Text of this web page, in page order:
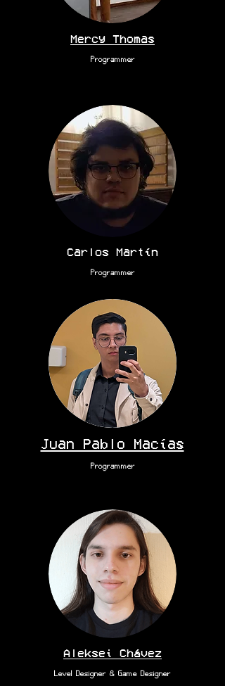
Mercy Thomas
Programmer
Carlos Martín
Programmer
Juan Pablo Macías
Programmer
Aleksei Chávez
Level Designer & Game Designer